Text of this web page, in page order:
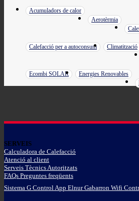
Acumuladors de calor
Aerotèrmia
Calefacció per a autoconsum
Climatització
Ecombi SOLAR
Energies Renovables
SERVEIS
Calculadora de Calefacció
Atenció al client
Serveis Tècnics Autoritzats
FAQs Preguntes freqüents
Sistema G Control App Elnur Gabarron Wifi